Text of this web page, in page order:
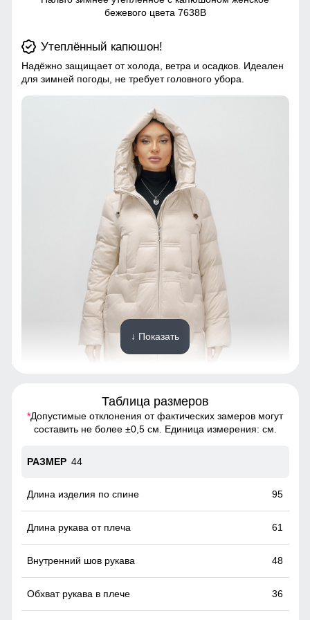
бежевого цвета 7638B
Утеплённый капюшон!
Надёжно защищает от холода, ветра и осадков. Идеален
для зимней погоды, не требует головного убора.
Надёжно защищает от холода, ветра и осадков. Идеален
для зимней погоды, не требует головного убора.
Тёплое, удобное, защищает от холода и ветра. Стильный
↓ Показать
Таблица размеров
*Допустимые отклонения от фактических замеров могут
составить не более ±0,5 см. Единица измерения: см.
44
95
61
48
36